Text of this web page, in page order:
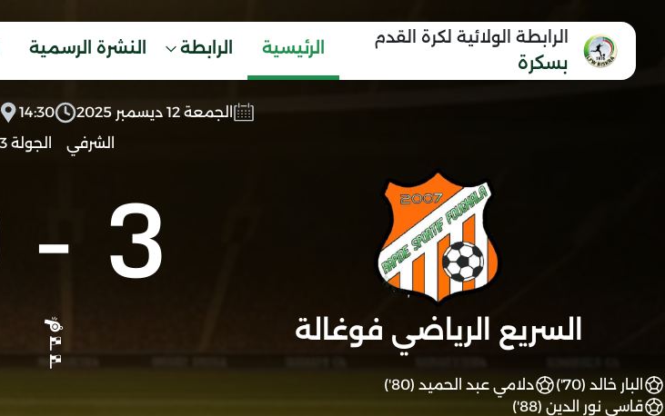
الرابطة الولائية لكرة القدم
بسكرة
الرئيسية الرابطة النشرة الرسمية
الجمعة 12 ديسمبر 2025 14:30
الشرفي
الجولة 13
السريع الرياضي فوغالة
3
-
البار خالد (70')
دلامي عبد الحميد (80')
قاسي نور الدين (88')